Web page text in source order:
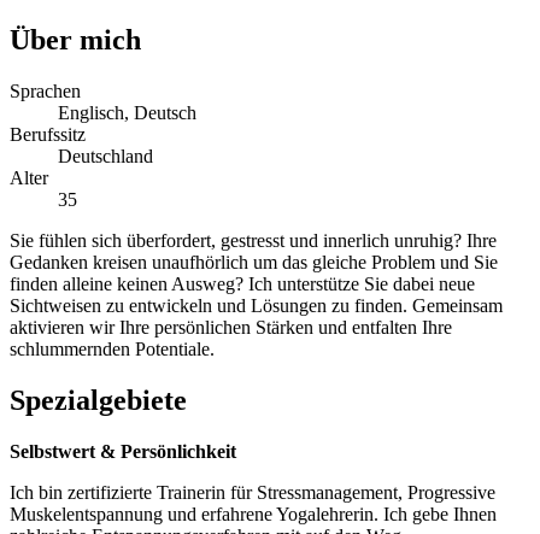
Über mich
Sprachen
Englisch, Deutsch
Berufssitz
Deutschland
Alter
35
Sie fühlen sich überfordert, gestresst und innerlich unruhig? Ihre
Gedanken kreisen unaufhörlich um das gleiche Problem und Sie
finden alleine keinen Ausweg? Ich unterstütze Sie dabei neue
Sichtweisen zu entwickeln und Lösungen zu finden. Gemeinsam
aktivieren wir Ihre persönlichen Stärken und entfalten Ihre
schlummernden Potentiale.
Spezialgebiete
Selbstwert & Persönlichkeit
Ich bin zertifizierte Trainerin für Stressmanagement, Progressive
Muskelentspannung und erfahrene Yogalehrerin. Ich gebe Ihnen